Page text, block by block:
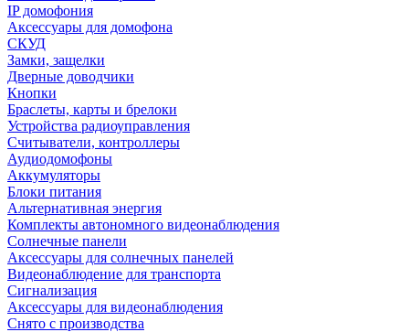
IP домофония
Аксессуары для домофона
СКУД
Замки, защелки
Дверные доводчики
Кнопки
Браслеты, карты и брелоки
Устройства радиоуправления
Считыватели, контроллеры
Аудиодомофоны
Аккумуляторы
Блоки питания
Альтернативная энергия
Комплекты автономного видеонаблюдения
Солнечные панели
Аксессуары для солнечных панелей
Видеонаблюдение для транспорта
Сигнализация
Аксессуары для видеонаблюдения
Снято с производства